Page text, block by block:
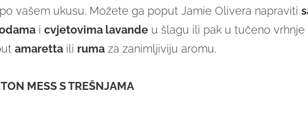
vašem ukusu. Možete ga poput Jamie Olivera napraviti
i cvjetovima lavandeu šlagu ili pak u tučeno vrhnje
amarettaili rumaza zanimljiviju aromu.
MESS S TREŠNJAMA